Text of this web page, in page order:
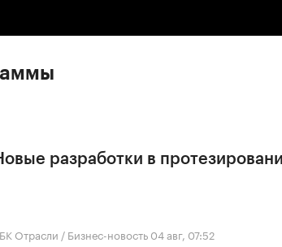
разработки в
Отрасли / Бизнес-новость 04 авг, 07:52